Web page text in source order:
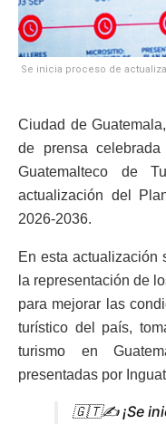
Se inicia proceso de
Ciudad de
de prensa
Guatemalteco de
actualización del
2026-2036.
En esta actualización
la representación de
para mejorar las
turístico del país,
turismo en
presentadas por
🇬🇹✍️ ¡Se